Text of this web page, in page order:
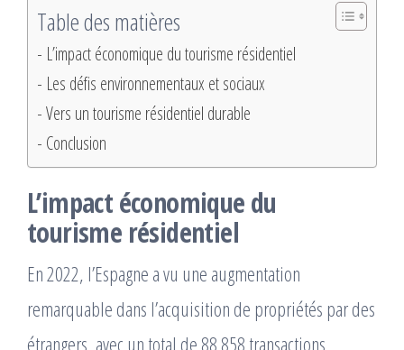
Table des matières
L’impact économique du tourisme résidentiel
Les défis environnementaux et sociaux
Vers un tourisme résidentiel durable
Conclusion
L’impact économique du
tourisme résidentiel
En 2022, l’Espagne a vu une augmentation
remarquable dans l’acquisition de propriétés par des
étrangers, avec un total de 88 858 transactions